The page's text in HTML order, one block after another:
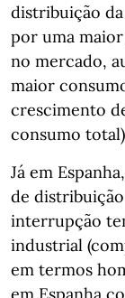
distribuição
por uma
no mercado,
maior
crescimento
consumo
Já em
de
interrupção
industrial
em termos
em Espanha